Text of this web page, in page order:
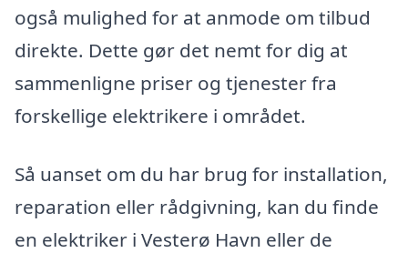
også mulighed for at anmode om tilbud
direkte. Dette gør det nemt for dig at
sammenligne priser og tjenester fra
forskellige elektrikere i området.
Så uanset om du har brug for installation,
reparation eller rådgivning, kan du finde
en elektriker i Vesterø Havn eller de